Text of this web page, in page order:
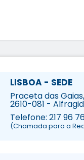
LISBOA - SEDE
Praceta das
2610-081 -
Telefone: 217 96
(Chamada para a